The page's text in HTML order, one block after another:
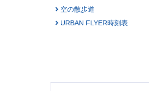
空の散歩道
URBAN FLYER時刻表